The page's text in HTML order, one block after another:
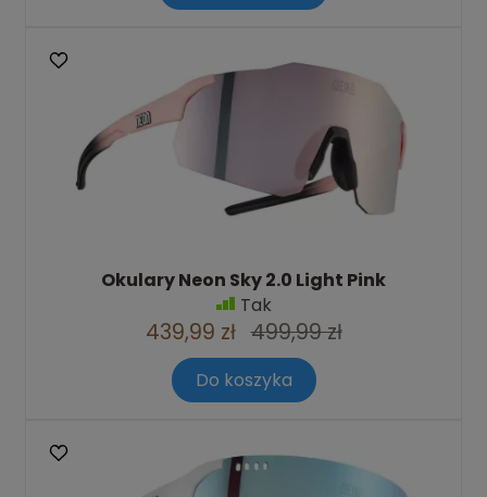
Okulary Neon Sky 2.0 Light Pink
Tak
439,99 zł 499,99 zł
Do koszyka